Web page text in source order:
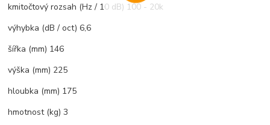
kmitočtový rozsah (Hz / 10 dB) 100 - 20k
výhybka (dB / oct) 6,6
šířka (mm) 146
výška (mm) 225
hloubka (mm) 175
hmotnost (kg) 3